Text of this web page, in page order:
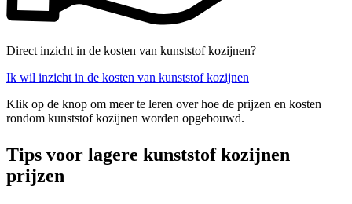
Direct inzicht in de kosten van kunststof kozijnen?
Ik wil inzicht in de kosten van kunststof kozijnen
Klik op de knop om meer te leren over hoe de prijzen en kosten
rondom kunststof kozijnen worden opgebouwd.
Tips voor lagere kunststof kozijnen
prijzen